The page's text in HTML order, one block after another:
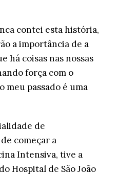
contei esta história,
a importância de a
há coisas nas nossas
força com o
meu passado é uma
de
começar a
Intensiva, tive a
Hospital de São João